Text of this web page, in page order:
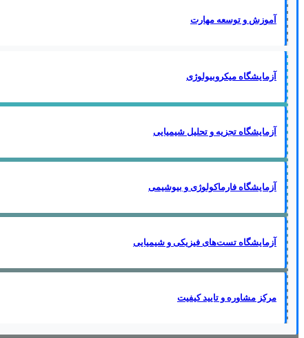
آموزش و توسعه مهارت
آزمایشگاه میکروبیولوژی
آزمایشگاه تجزیه و تحلیل شیمیایی
آزمایشگاه فارماکولوژی و بیوشیمی
آزمایشگاه تست‌های فیزیکی و شیمیایی
مرکز مشاوره و تایید کیفیت